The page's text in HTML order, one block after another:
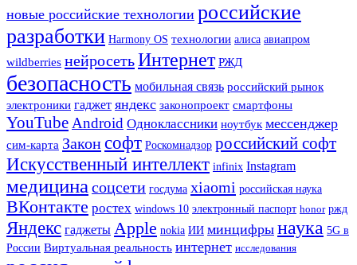
новые российские технологии российские
разработки Harmony OS технологии алиса авиапром
wildberries нейросетьИнтернет РЖД
безопасность мобильная связь российский рынок
электроники гаджет яндекс законопроект смартфоны
YouTube Android Одноклассники ноутбук мессенджер
сим-карта Законсофт Роскомнадзор российский софт
Искусственный интеллект infinix Instagram
медицина соцсети госдума xiaomi российская наука
ВКонтакте ростех windows 10 электронный паспорт honor ржд
Яндекс гаджеты Apple nokia ИИ минцифры наука 5G в
России Виртуальная реальность интернет исследования